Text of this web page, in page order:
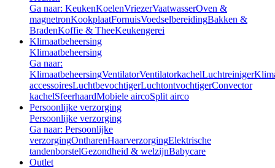
Ga naar: KeukenKoelenVriezerVaatwasserOven &
magnetronKookplaatFornuisVoedselbereidingBakken &
BradenKoffie & TheeKeukengerei
Klimaatbeheersing
Klimaatbeheersing
Ga naar:
KlimaatbeheersingVentilatorVentilatorkachelLuchtreiniger
accessoiresLuchtbevochtigerLuchtontvochtigerConvector
kachelSfeerhaardMobiele aircoSplit airco
Persoonlijke verzorging
Persoonlijke verzorging
Ga naar: Persoonlijke
verzorgingOntharenHaarverzorgingElektrische
tandenborstelGezondheid & welzijnBabycare
Outlet